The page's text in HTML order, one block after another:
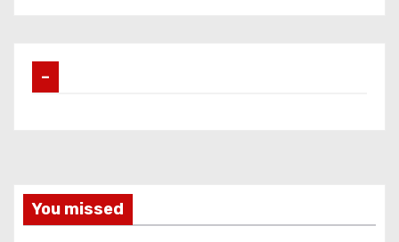
–
You missed